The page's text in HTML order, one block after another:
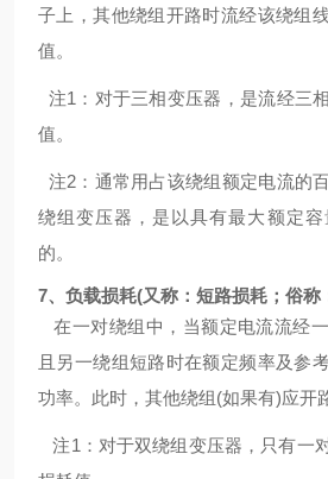
子上，其他绕组开路时流经该绕组
值。
注1：对于三相变压器，是流经三
值。
注2：通常用占该绕组额定电流的
绕组变压器，是以具有最大额定
的。
7、负载损耗(又称：短路损耗；俗称
在一对绕组中，当额定电流流经
且另一绕组短路时在额定频率及参
功率。此时，其他绕组(如果有)应开
注1：对于双绕组变压器，只有一